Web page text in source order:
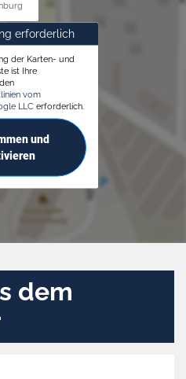
erforderlich
der Karten- und
ist Ihre
vom
LLC erforderlich.
und
dem